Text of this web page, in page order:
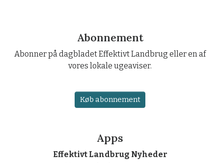
Abonnement
Abonner på dagbladet Effektivt Landbrug eller en af
vores lokale ugeaviser.
Køb abonnement
Apps
Effektivt Landbrug Nyheder